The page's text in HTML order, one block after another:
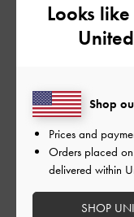
もっと見る
ご利用者様
沢山入っ
Looks
Shop
Prices and
Orders placed on
delivered within
SHOP